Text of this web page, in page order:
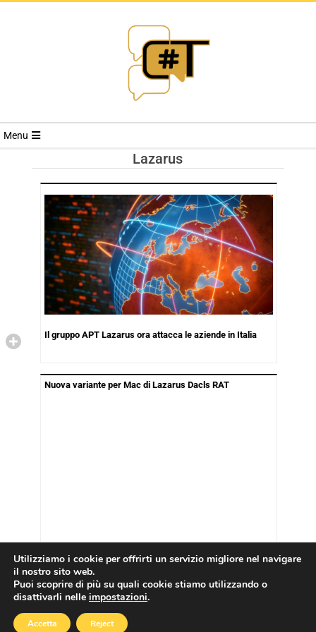
RIVISTA
TRENDS
Menu
Lazarus
Il gruppo APT Lazarus ora attacca le aziende in Italia
Nuova variante per Mac di Lazarus Dacls RAT
Copyright © 2026
Utilizziamo i cookie per offrirti un servizio migliore nel navigare
il nostro sito web.
Puoi scoprire di più su quali cookie stiamo utilizzando o
disattivarli nelle impostazioni.
Accetta Reject